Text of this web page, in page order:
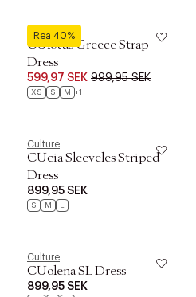
Rea 40%
Culture
CUlotus Greece Strap
Dress
599,97 SEK 999,95 SEK
XS S M +1
Culture
CUcia Sleeveles Striped
Dress
899,95 SEK
S M L
Culture
CUolena SL Dress
899,95 SEK